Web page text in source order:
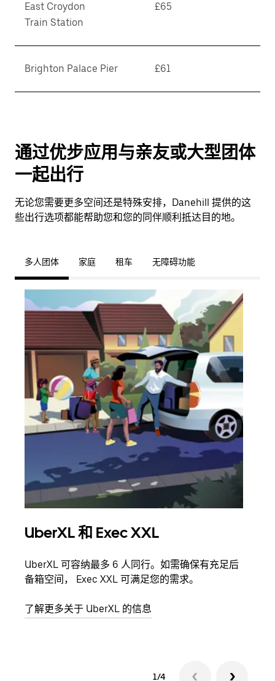
East Croydon
Train Station
£65
Brighton Palace Pier £61
通过优步应用与亲友或大型团体
一起出行
无论您需要更多空间还是特殊安排，Danehill 提供的这
些出行选项都能帮助您和您的同伴顺利抵达目的地。
多人团体 家庭 租车 无障碍功能
UberXL 和 Exec XXL
UberXL 可容纳最多 6 人同行。如需确保有充足后
备箱空间， Exec XXL 可满足您的需求。
了解更多关于 UberXL 的信息
1/4